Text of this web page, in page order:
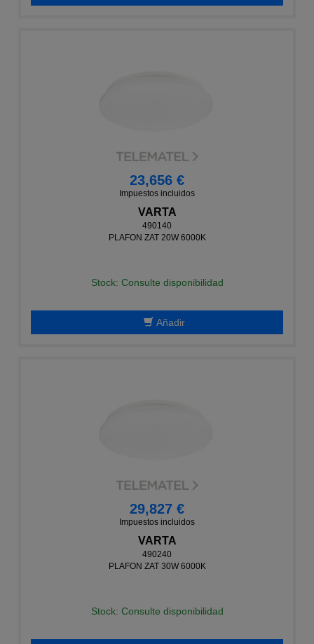
23,656 €
Impuestos incluidos
VARTA
490140
PLAFON ZAT 20W 6000K
Stock: Consulte disponibilidad
Añadir
29,827 €
Impuestos incluidos
VARTA
490240
PLAFON ZAT 30W 6000K
Stock: Consulte disponibilidad